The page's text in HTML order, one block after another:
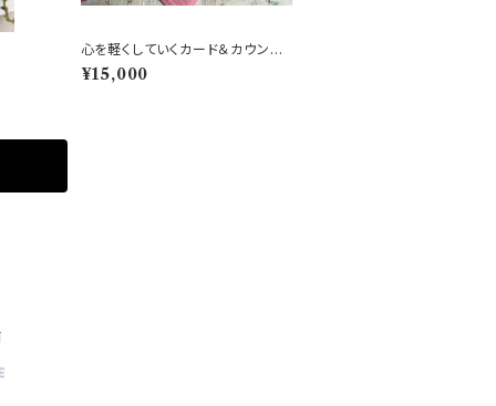
心を軽くしていくカード＆カウンセ
リング
¥15,000